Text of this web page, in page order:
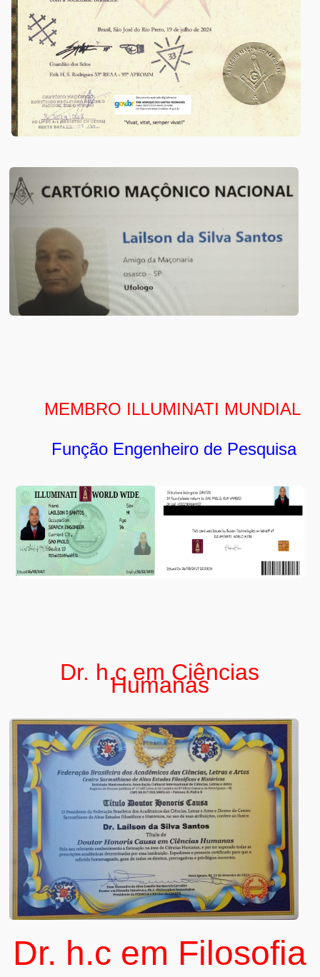
MEMBRO ILLUMINATI MUNDIAL
Função Engenheiro de Pesquisa
Dr. h.c em Ciências
Humanas
Dr. h.c em Filosofia